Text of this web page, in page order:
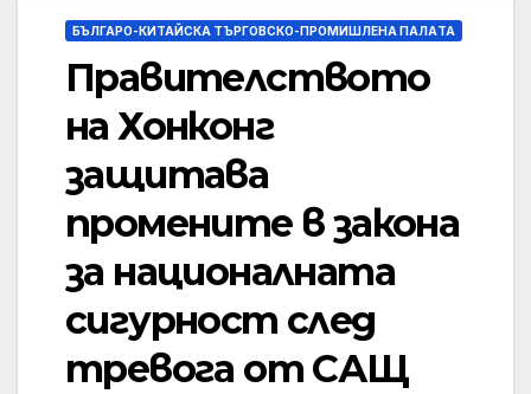
БЪЛГАРО-КИТАЙСКА ТЪРГОВСКО-ПРОМИШЛЕНА ПАЛAТА
Правителството
на Хонконг
защитава
промените в закона
за националната
сигурност след
тревога от САЩ